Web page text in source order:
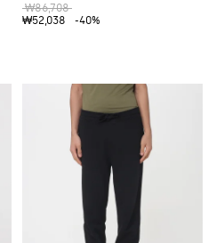
₩86,708
₩52,038
-40%